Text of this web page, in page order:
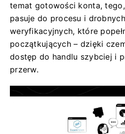
temat gotowości konta,
pasuje do procesu i
weryfikacyjnych, które
początkujących – dzięki
dostęp do handlu szybciej i
przerw.